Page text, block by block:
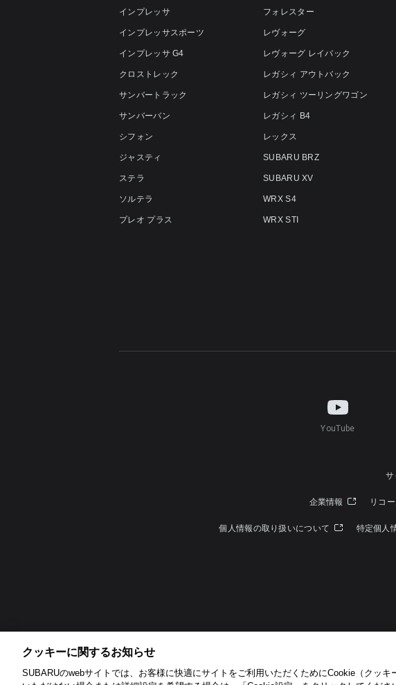
インプレッサ
インプレッサスポーツ
インプレッサ G4
クロストレック
サンバートラック
サンバーバン
シフォン
ジャスティ
ステラ
ソルテラ
プレオ プラス
フォレスター
レヴォーグ
レヴォーグ レイバック
レガシィ アウトバック
レガシィ ツーリングワゴン
レガシィ B4
レックス
SUBARU BRZ
SUBARU XV
WRX S4
WRX STI
YouTube
サ
企業情報 リコ
個人情報の取り扱いについて 特定個人
クッキーに関するお知らせ​
SUBARUのwebサイトでは、お客様に快適にサイトをご利用いただくためにCookie（クッキ